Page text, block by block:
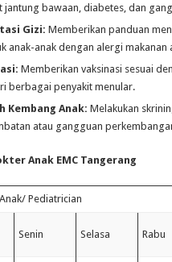
jantung bawaan, diabetes, dan
Gizi: Memberikan panduan
anak-anak dengan alergi makanan
Memberikan vaksinasi sesuai
berbagai penyakit menular.
Kembang Anak: Melakukan
atau gangguan
Anak EMC Tangerang
Pediatrician
Senin Selasa Rabu